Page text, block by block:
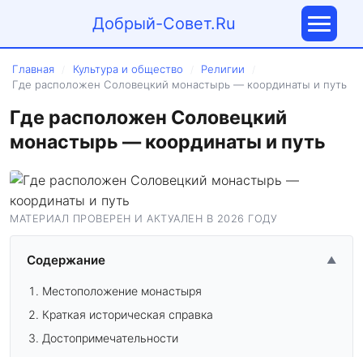
Добрый-Совет.Ru
Главная Культура и общество Религии
Где расположен Соловецкий монастырь — координаты и путь
Где расположен Соловецкий
монастырь — координаты и путь
МАТЕРИАЛ ПРОВЕРЕН И АКТУАЛЕН В 2026 ГОДУ
Содержание ▲
Местоположение монастыря
Краткая историческая справка
Достопримечательности